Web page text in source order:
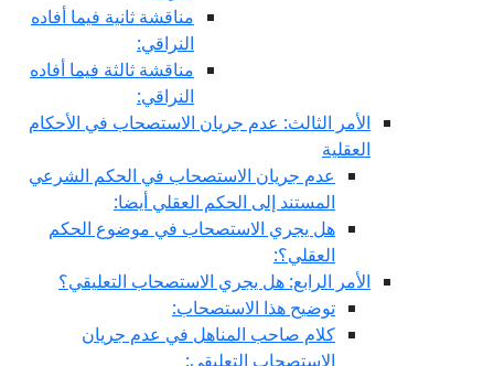
مناقشة ثانية فيما أفاده
النراقي:
مناقشة ثالثة فيما أفاده
النراقي:
الأمر الثالث: عدم جريان الاستصحاب في الأحكام
العقلية
عدم جريان الاستصحاب في الحكم الشرعي
المستند إلى الحكم العقلي أيضا:
هل يجري الاستصحاب في موضوع الحكم
العقلي؟:
الأمر الرابع: هل يجري الاستصحاب التعليقي؟
توضيح هذا الاستصحاب:
كلام صاحب المناهل في عدم جريان
الاستصحاب التعليقي: